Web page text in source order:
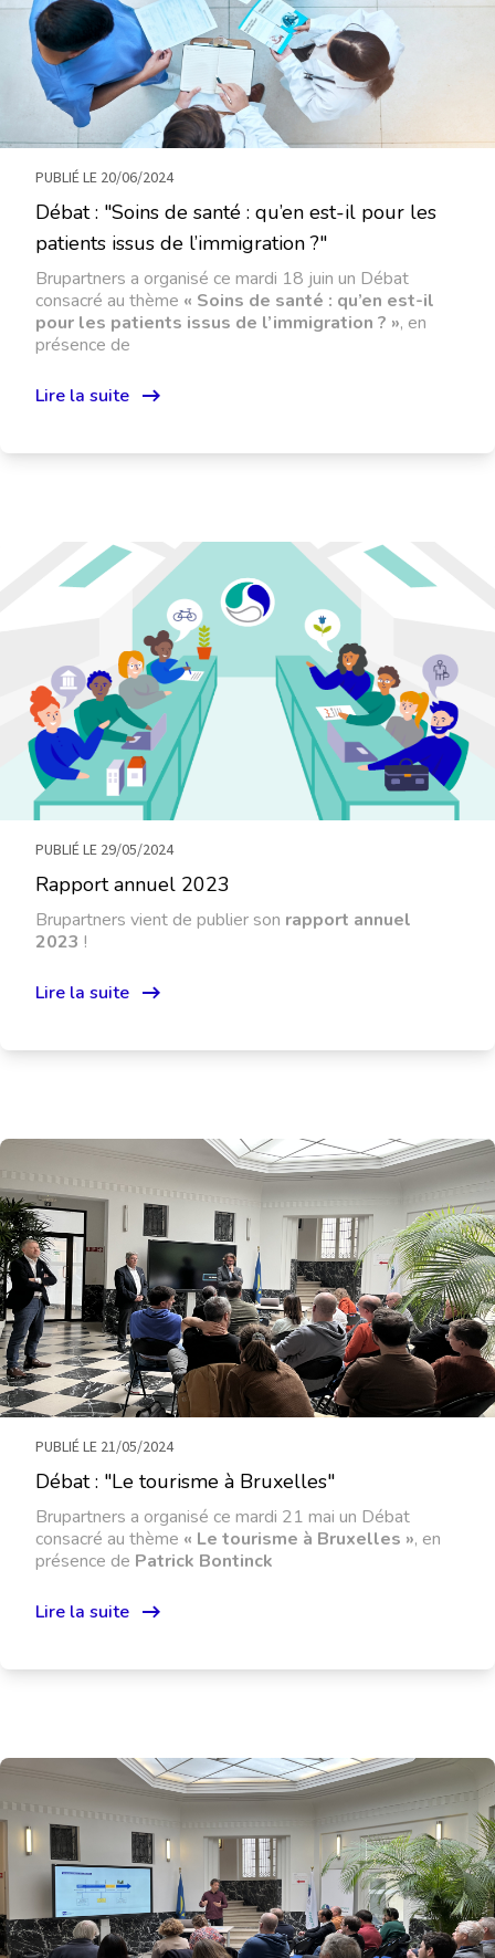
Débat : "Soins de santé : qu’en est-il pour les
patients issus de l’immigration ?"
Brupartners a organisé ce mardi 18 juin un Débat
consacré au thème « Soins de santé : qu’en est-il
pour les patients issus de l’immigration ? », en
présence de
PUBLIÉ LE 20/06/2024
Lire la suite
Rapport annuel 2023
Brupartners vient de publier son rapport annuel
2023 !
PUBLIÉ LE 29/05/2024
Lire la suite
Débat : "Le tourisme à Bruxelles"
Brupartners a organisé ce mardi 21 mai un Débat
consacré au thème « Le tourisme à Bruxelles », en
présence de Patrick Bontinck
PUBLIÉ LE 21/05/2024
Lire la suite